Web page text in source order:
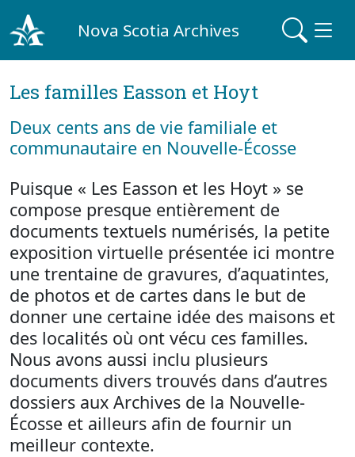
Nova Scotia Archives
Les familles Easson et Hoyt
Deux cents ans de vie familiale et
communautaire en Nouvelle-Écosse
Puisque « Les Easson et les Hoyt » se
compose presque entièrement de
documents textuels numérisés, la petite
exposition virtuelle présentée ici montre
une trentaine de gravures, d’aquatintes,
de photos et de cartes dans le but de
donner une certaine idée des maisons et
des localités où ont vécu ces familles.
Nous avons aussi inclu plusieurs
documents divers trouvés dans d’autres
dossiers aux Archives de la Nouvelle-
Écosse et ailleurs afin de fournir un
meilleur contexte.